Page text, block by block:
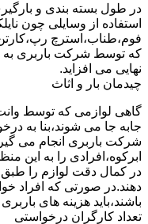
در طول بسته بندی و
استفاده از وسایلی چون
فوم،طناب،استرچ
که توسط شرکت باربری به
نهایی می افزاید.
چیدمان بار و اثاث
گاهی لوازمی که توسط
جابه جا می شوند،بنا به
شرکت باربری انجام می
ابرکوه،افرادی را به این
در کمال دقت لوازم را
دهند.در صورتی که افراد
باشند،باید هزینه های
تعداد کارگران درخواستی